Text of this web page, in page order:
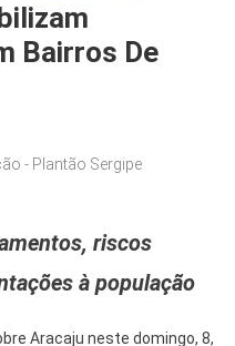
Bairros De
- Plantão Sergipe
riscos
à população
Aracaju neste domingo, 8,